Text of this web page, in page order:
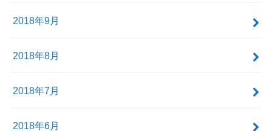
2018年9月
2018年8月
2018年7月
2018年6月